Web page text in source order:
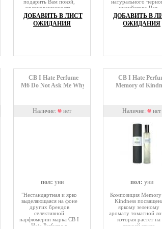
подарить Вам покой,
уравновешенность,
гармонию и
сосредоточение тогда,
когда Вам это
леса.
ДОБАВИТЬ В ЛИСТ
ОЖИДАНИЯ
натурального
индийского Чая,
чарующего
леса и
аккорда пачули. Все
природное
именно благодаря
этому полностью
сливаются с
естественным
ДОБАВИТЬ В
ОЖИДАНИЯ
CB I Hate Perfume
M6 Do Not Ask Me Why
Наличие: нет
пол: уни
"Нестандартная и ярко
выделяющаяся на фоне
других брендов
селективной
парфюмерии марка CB I
Hate Perfume в
CB I Hate
Memory of
Наличие: нет
пол: уни
Композиция
Kindness
яркому зеленому
аромату томатной
которая растёт на
свежей земле